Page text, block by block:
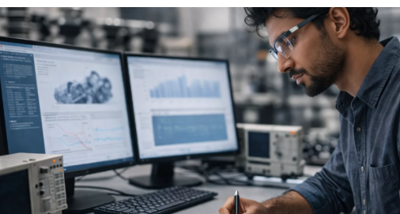
Minitab Model Ops
Minitab Education Hub
Minitab Engage
Minitab Workspace
Real-Time SPC
Prolinkデータ収集および
SPC
Simul8離散事象シミュレ
ーション
SPM
シ
ドマップ作成
モデル展開とML Ops
イノベーションおよびプロ
ジェクト管理
プロセスエクセレンス：検
出、修正、および防止
自動データ収集
医療
保険
製造産業
サービス
ソフトウェアとテクノロジ
ー
建設
ウェビナーとイベント
Education Hub
自習型学習
社会人教育
インストールのサポ
サポート動画
ソフトウェアドキュ
ソフトウェアの更新
製品のダウンロード
サポートポリシー
お問い合わせ
ニュース